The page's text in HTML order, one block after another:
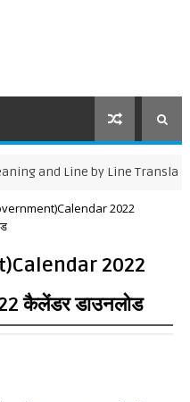
Line Translation 11TH
2022
2022
कैलेंडर डाउनलोड